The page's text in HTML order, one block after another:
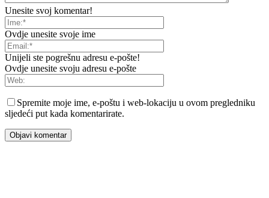
Unesite svoj komentar!
Ovdje unesite svoje ime
Unijeli ste pogrešnu adresu e-pošte!
Ovdje unesite svoju adresu e-pošte
Spremite moje ime, e-poštu i web-lokaciju u ovom pregledniku
sljedeći put kada komentarirate.